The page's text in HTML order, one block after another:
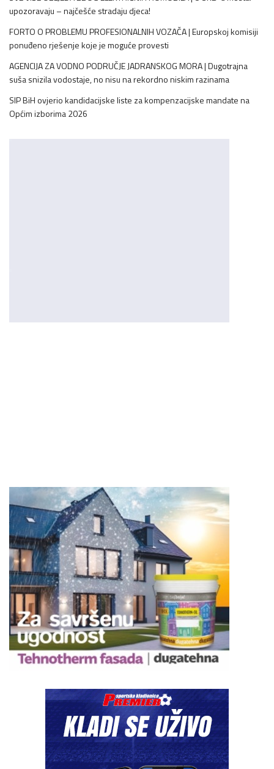
upozoravaju – najčešće stradaju djeca!
FORTO O PROBLEMU PROFESIONALNIH VOZAČA | Europskoj komisiji
ponuđeno rješenje koje je moguće provesti
AGENCIJA ZA VODNO PODRUČJE JADRANSKOG MORA | Dugotrajna
suša snizila vodostaje, no nisu na rekordno niskim razinama
SIP BiH ovjerio kandidacijske liste za kompenzacijske mandate na
Općim izborima 2026